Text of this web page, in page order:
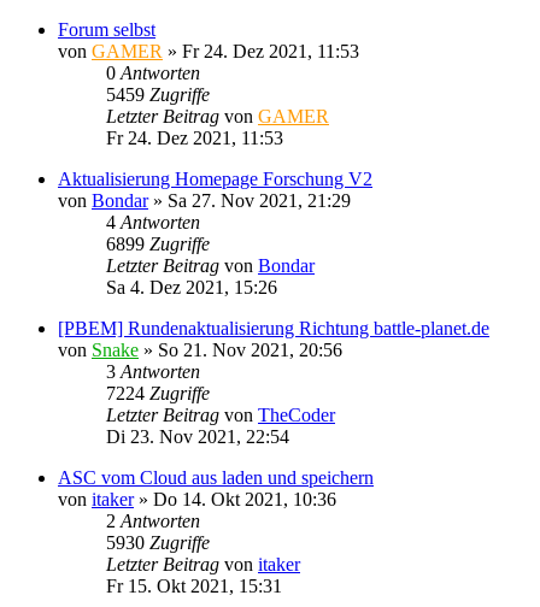
Forum selbst
von GAMER » Fr 24. Dez 2021, 11:53
0 Antworten
5459 Zugriffe
Letzter Beitrag von GAMER
Fr 24. Dez 2021, 11:53
Aktualisierung Homepage Forschung V2
von Bondar» Sa 27. Nov 2021, 21:29
4 Antworten
6899 Zugriffe
Letzter Beitrag von Bondar
Sa 4. Dez 2021, 15:26
[PBEM] Rundenaktualisierung Richtung battle-planet.de
von Snake » So 21. Nov 2021, 20:56
3 Antworten
7224 Zugriffe
Letzter Beitrag von TheCoder
Di 23. Nov 2021, 22:54
ASC vom Cloud aus laden und speichern
von itaker» Do 14. Okt 2021, 10:36
2 Antworten
5930 Zugriffe
Letzter Beitrag von itaker
Fr 15. Okt 2021, 15:31